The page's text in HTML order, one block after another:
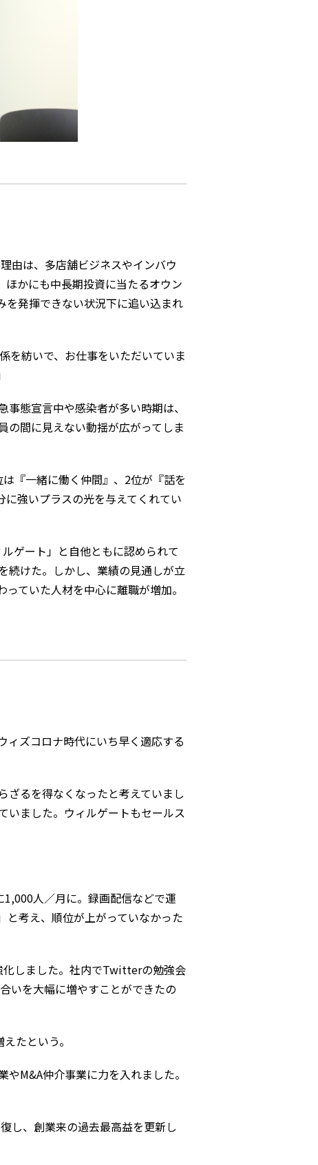
由は、多店舗ビジネスやインバウ
ほかにも中長期投資に当たるオウン
を発揮できない状況下に追い込まれ
を紡いで、お仕事をいただいていま
態宣言中や感染者が多い時期は、
の間に見えない動揺が広がってしま
『一緒に働く仲間』、2位が『話を
強いプラスの光を与えてくれてい
ゲート」と自他ともに認められて
続けた。しかし、業績の見通しが立
ていた人材を中心に離職が増加。
ィズコロナ時代にいち早く適応する
ざるを得なくなったと考えていまし
いました。ウィルゲートもセールス
人／月に。録画配信などで運
と考え、順位が上がっていなかった
化しました。社内でTwitterの勉強会
いを大幅に増やすことができたの
たという。
M&A仲介事業に力を入れました。
し、創業来の過去最高益を更新し